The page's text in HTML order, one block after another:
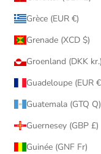
Grèce (EUR €)
Grenade (XCD $)
Groenland (DKK kr.)
Guadeloupe (EUR
Guatemala (GTQ Q)
Guernesey (GBP £)
Guinée (GNF Fr)